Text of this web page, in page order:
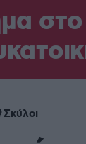
Σκύλοι